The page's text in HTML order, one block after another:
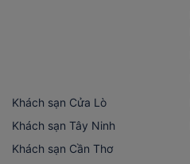
Khách sạn Cửa Lò
Khách sạn Tây Ninh
Khách sạn Cần Thơ